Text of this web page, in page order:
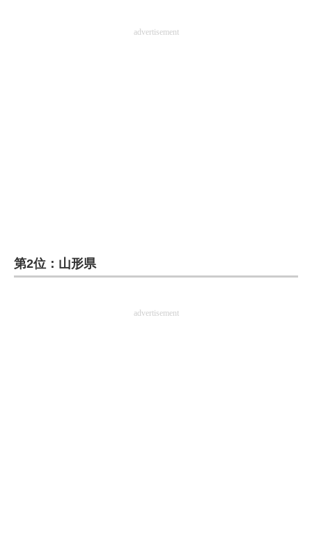
ITエンジニア向け専門サイト
advertisement
第2位：山形県
advertisement